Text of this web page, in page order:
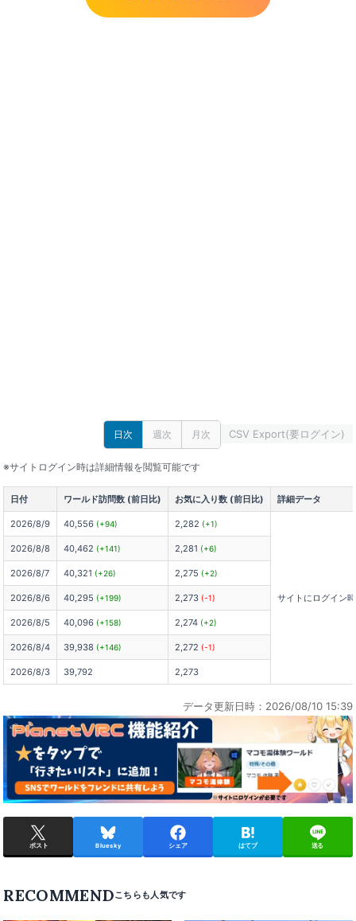
日次 週次 月次 CSV Export(要ログイン)
※サイトログイン時は詳細情報を閲覧可能です
日付 ワールド訪問数 (前日比) お気に入り数 (前日比) 詳細データ
2026/8/9 40,556 (+94) 2,282 (+1)
サイトにログイン
2026/8/8 40,462 (+141) 2,281 (+6)
2026/8/7 40,321 (+26) 2,275 (+2)
2026/8/6 40,295 (+199) 2,273 (-1)
2026/8/5 40,096 (+158) 2,274 (+2)
2026/8/4 39,938 (+146) 2,272 (-1)
2026/8/3 39,792 2,273
データ更新日時：2026/08/10 15:39
ポスト Bluesky シェア はてブ 送る
RECOMMEND